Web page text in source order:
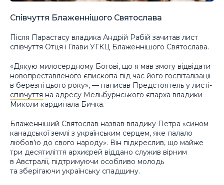
Співчуття Блаженнішого Святослава
Після Парастасу владика Андрій Рабій зачитав лист
співчуття Отця і Глави УГКЦ Блаженнішого Святослава.
«Дякую милосердному Богові, що я мав змогу відвідати
новопреставленого єпископа під час його госпіталізації
в березні цього року», — написав Предстоятель у листі-
співчуття на адресу Мельбурнського єпарха владики
Миколи кардинала Бичка.
Блаженніший Святослав назвав владику Петра «сином
канадської землі з українським серцем, яке палало
любов’ю до свого народу». Він підкреслив, що майже
три десятиліття архиєрей віддано служив вірним
в Австралії, підтримуючи особливо молодь
та зберігаючи українську спадщину.